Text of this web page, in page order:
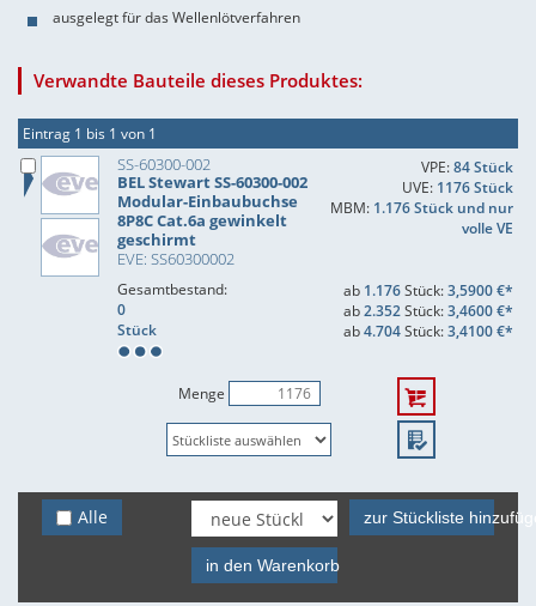
ausgelegt für das Wellenlötverfahren
Verwandte Bauteile dieses Produktes:
Eintrag 1 bis 1 von 1
SS-60300-002
BEL Stewart SS-60300-002
Modular-Einbaubuchse
8P8C Cat.6a gewinkelt
geschirmt
EVE: SS60300002
VPE:84 Stück
UVE: 1176 Stück
MBM: 1.176 Stück und nur
volle VE
Gesamtbestand:
0
Stück
ab 1.176Stück:3,5900 €*
ab2.352Stück:3,4600 €*
ab4.704Stück:3,4100 €*
Menge
Alle zur Stückliste
in den Warenkorb